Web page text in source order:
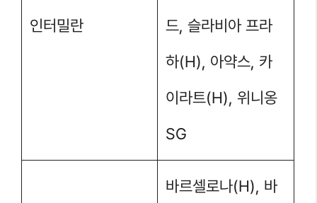
인터밀란
드, 슬라비아 프라
하(H), 아약스, 카
이라트(H), 위니옹
SG
바르셀로나(H), 바